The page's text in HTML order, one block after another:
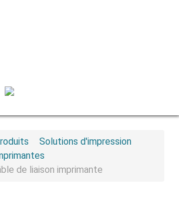
Solutions d'impression
de liaison imprimante